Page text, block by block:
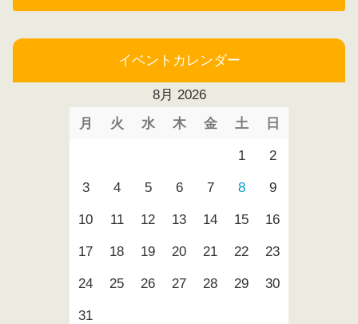
イベントカレンダー
8月 2026
月
火 水 木 金 土 日
1 2
3 4 5 6 7 8 9
10 11 12 13 14 15 16
17 18 19 20 21 22 23
24 25 26 27 28 29 30
31